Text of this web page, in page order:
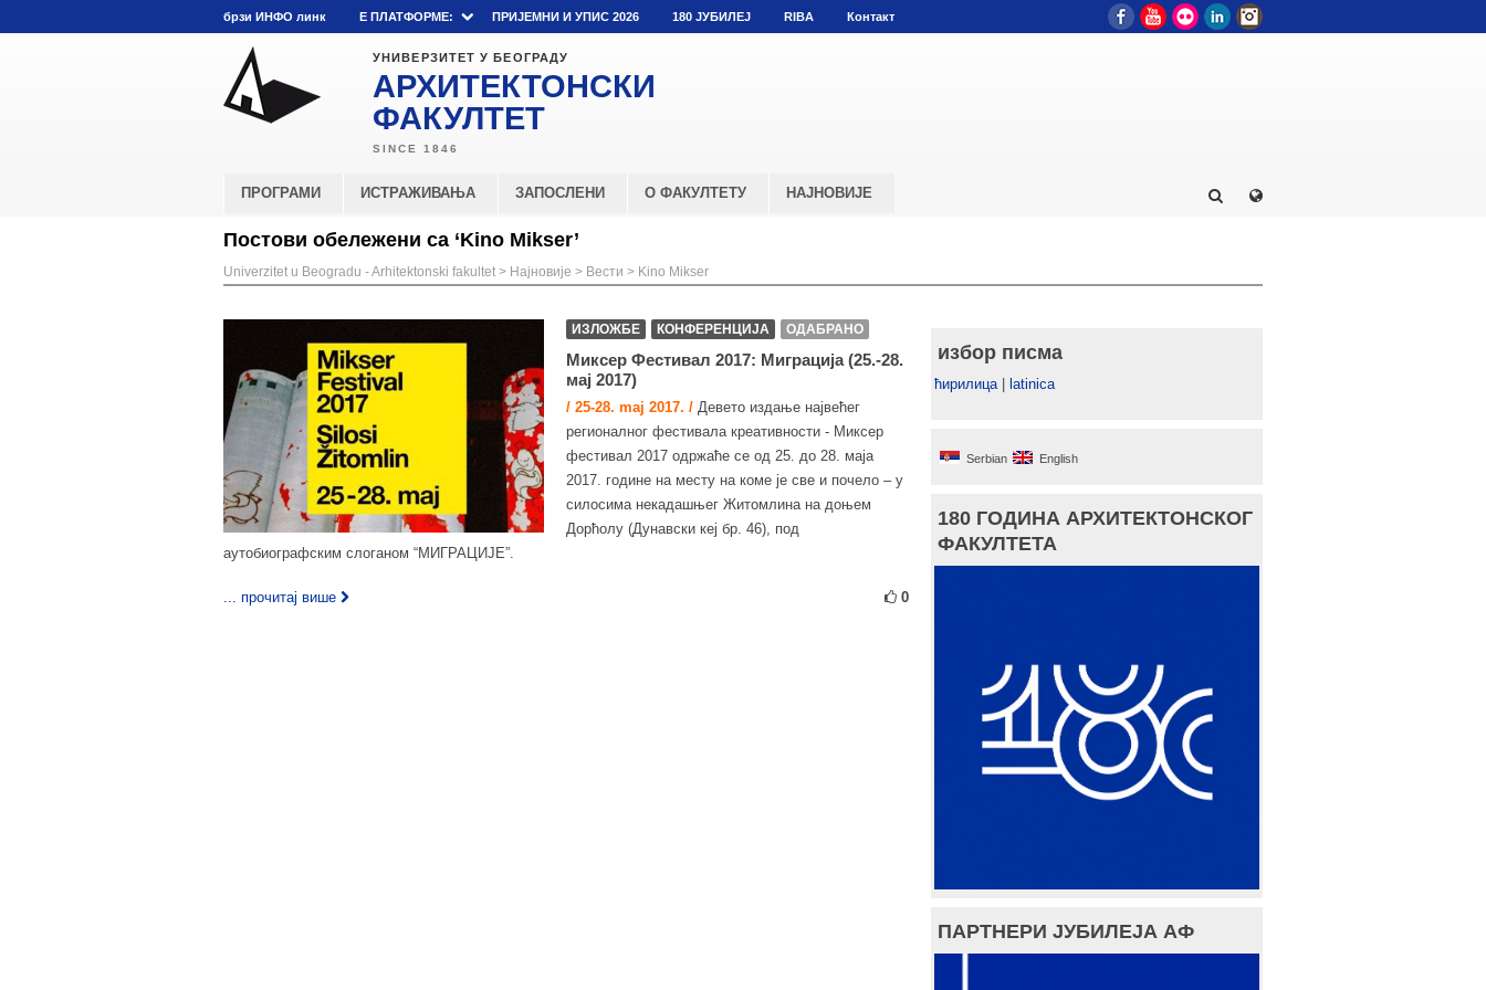
брзи ИНФО линк E ПЛАТФОРМЕ: ПРИЈЕМНИ И УПИС 2026 180 ЈУБИЛЕЈ RIBA Контакт FacebookYouTube
Flickr LinkedIn
УНИВЕРЗИТЕТ У БЕОГРАДУ
АРХИТЕКТОНСКИ
ФАКУЛТЕТ
ПРОГРАМИ ИСТРАЖИВАЊА ЗАПОСЛЕНИ О ФАКУЛТЕТУ НАЈНОВИЈЕ
Постови обележени са ‘Kino Mikser’
Univerzitet u Beogradu - Arhitektonski fakultet > Најновије > Вести > Kino Mikser
ИЗЛОЖБЕ КОНФЕРЕНЦИЈА ОДАБРАНО
Миксер Фестивал 2017: Миграција (25.-28.
мај 2017)
/ 25-28. maj 2017. / Девето издање највећег
регионалног фестивала креативности - Миксер
фестивал 2017 одржаће се од 25. до 28. маја
2017. године на месту на коме је све и почело – у
силосима некадашњег Житомлина на доњем
Дорћолу (Дунавски кеј бр. 46), под
аутобиографским слоганом “МИГРАЦИЈЕ”.
... прочитај више 0
избор писма
ћирилица| latinica
Serbian English
180 ГОДИНА АРХИТЕКТОНСКОГ
ФАКУЛТЕТА
ПАРТНЕРИ ЈУБИЛЕЈА АФ